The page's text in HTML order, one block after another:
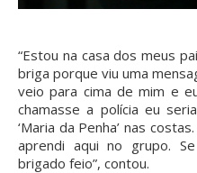
“Estou na casa dos meus
briga porque viu uma
veio para cima de mim e
chamasse a polícia eu
‘Maria da Penha’ nas
aprendi aqui no grupo.
brigado feio”, contou.